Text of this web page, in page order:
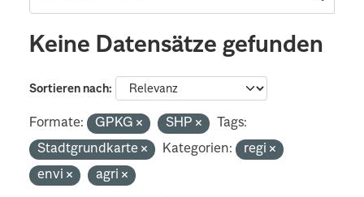
Keine Datensätze gefunden
Sortieren nach
Formate: GPKG SHP
Tags:
Stadtgrundkarte
Kategorien:
regi
envi
agri